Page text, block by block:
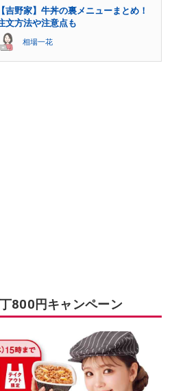
【吉野家】牛丼の裏メニューまとめ！
文方法や注意点も
相場一花
800円キャンペーン